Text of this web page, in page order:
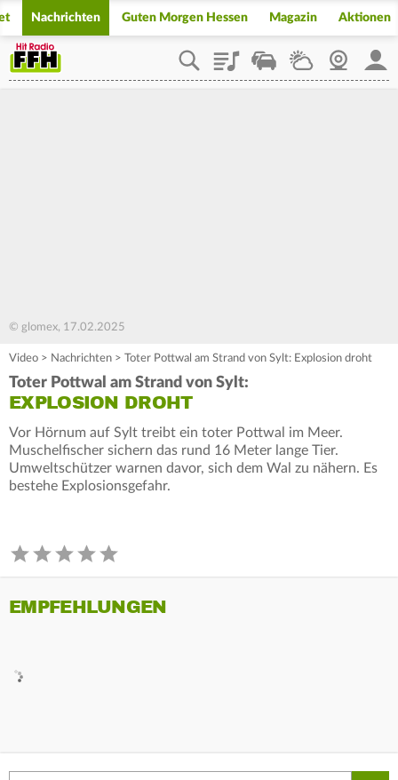
Nachrichten Guten Morgen Hessen Magazin Aktionen
PlaylistStaupilotWetterWebcam
© glomex, 17.02.2025
Video > Nachrichten > Toter Pottwal am Strand von Sylt: Explosion droht
Toter Pottwal am Strand von Sylt:
EXPLOSION DROHT
Vor Hörnum auf Sylt treibt ein toter Pottwal im Meer.
Muschelfischer sichern das rund 16 Meter lange Tier.
Umweltschützer warnen davor, sich dem Wal zu nähern. Es
bestehe Explosionsgefahr.
EMPFEHLUNGEN